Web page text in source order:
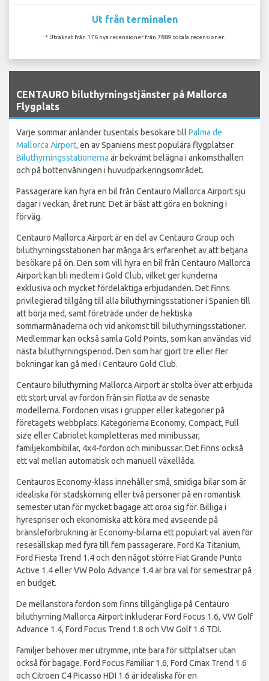
Ut från terminalen
* Uträknat från 176 nya recensioner från 7889 totala recensioner.
CENTAURO biluthyrningstjänster på Mallorca
Flygplats
Varje sommar anländer tusentals besökare till Palma de
Mallorca Airport, en av Spaniens mest populära flygplatser.
Biluthyrningsstationerna är bekvämt belägna i ankomsthallen
och på bottenvåningen i huvudparkeringsområdet.
Passagerare kan hyra en bil från Centauro Mallorca Airport sju
dagar i veckan, året runt. Det är bäst att göra en bokning i
förväg.
Centauro Mallorca Airport är en del av Centauro Group och
biluthyrningsstationen har många års erfarenhet av att betjäna
besökare på ön. Den som vill hyra en bil från Centauro Mallorca
Airport kan bli medlem i Gold Club, vilket ger kunderna
exklusiva och mycket fördelaktiga erbjudanden. Det finns
privilegierad tillgång till alla biluthyrningsstationer i Spanien till
att börja med, samt företräde under de hektiska
sommarmånaderna och vid ankomst till biluthyrningsstationer.
Medlemmar kan också samla Gold Points, som kan användas vid
nästa biluthyrningsperiod. Den som har gjort tre eller fler
bokningar kan gå med i Centauro Gold Club.
Centauro biluthyrning Mallorca Airport är stolta över att erbjuda
ett stort urval av fordon från sin flotta av de senaste
modellerna. Fordonen visas i grupper eller kategorier på
företagets webbplats. Kategorierna Economy, Compact, Full
size eller Cabriolet kompletteras med minibussar,
familjekombibilar, 4x4-fordon och minibussar. Det finns också
ett val mellan automatisk och manuell växellåda.
Centauros Economy-klass innehåller små, smidiga bilar som är
idealiska för stadskörning eller två personer på en romantisk
semester utan för mycket bagage att oroa sig för. Billiga i
hyrespriser och ekonomiska att köra med avseende på
bränsleförbrukning är Economy-bilarna ett populärt val även för
resesällskap med fyra till fem passagerare. Ford Ka Titanium,
Ford Fiesta Trend 1.4 och den något större Fiat Grande Punto
Active 1.4 eller VW Polo Advance 1.4 är bra val för semestrar på
en budget.
De mellanstora fordon som finns tillgängliga på Centauro
biluthyrning Mallorca Airport inkluderar Ford Focus 1.6, VW Golf
Advance 1.4, Ford Focus Trend 1.8 och VW Golf 1.6 TDI.
Familjer behöver mer utrymme, inte bara för sittplatser utan
också för bagage. Ford Focus Familiar 1.6, Ford Cmax Trend 1.6
och Citroen C4 Picasso HDI 1.6 är idealiska för en